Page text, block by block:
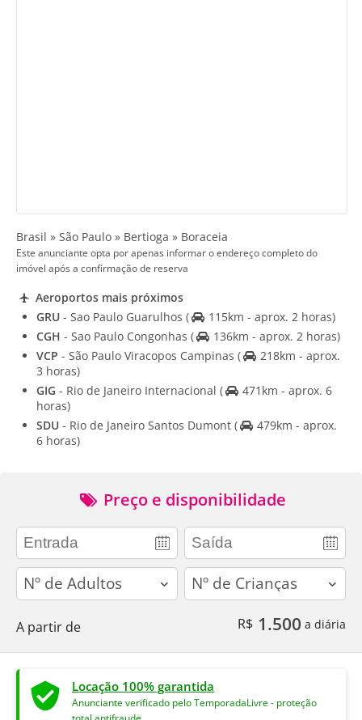
Brasil » São Paulo » Bertioga » Boraceia
Este anunciante opta por apenas informar o endereço completo do
imóvel após a confirmação de reserva
Aeroportos mais próximos
GRU - Sao Paulo Guarulhos (
115km - aprox. 2 horas)
CGH - Sao Paulo Congonhas (
136km - aprox. 2 horas)
VCP - São Paulo Viracopos Campinas (
218km - aprox.
3 horas)
GIG - Rio de Janeiro Internacional (
471km - aprox. 6
horas)
SDU - Rio de Janeiro Santos Dumont (
479km - aprox.
6 horas)
Preço e disponibilidade
adults children
A partir de R$ 1.500 a diária
Locação 100% garantida
Anunciante verificado pelo TemporadaLivre - proteção